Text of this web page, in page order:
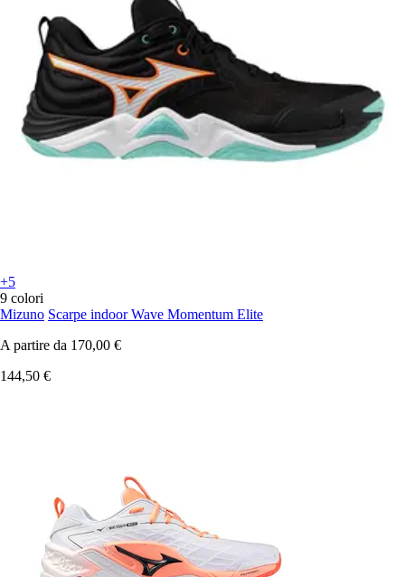
+5
9 colori
Mizuno Scarpe indoor Wave Momentum Elite
A partire da 170,00 €
144,50 €